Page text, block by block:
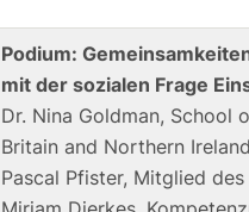
Podium:
mit der sozialen Frage
Dr. Nina Goldman, School
Britain and Northern Ireland
Pascal Pfister, Mitglied